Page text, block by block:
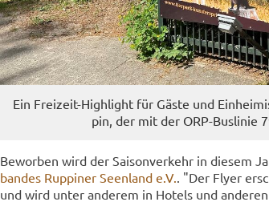
Ein Freizeit-​Highlight für Gäste und
pin, der mit der ORP-​Buslinie
Be­wor­ben wird der Sai­son­ver­kehr in die­sem
ban­des Rup­pi­ner Se­en­land e.V. . "Der Flyer
und wird unter an­de­rem in Ho­tels und